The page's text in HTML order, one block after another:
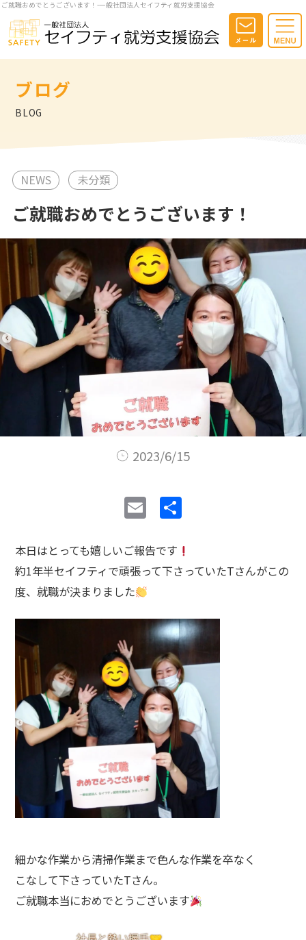
ご就職おめでとうございます！-一般社団法人セイフティ就労支援協会
ブログ
BLOG
NEWS 未分類
ご就職おめでとうございます！
2023/6/15
E
m
ai
l
本日はとっても嬉しいご報告です
約1年半セイフティで頑張って下さっていたTさんがこの
度、就職が決まりました
細かな作業から清掃作業まで色んな作業を卒なく⁡
こなして下さっていたTさん。⁡
ご就職本当におめでとうございます